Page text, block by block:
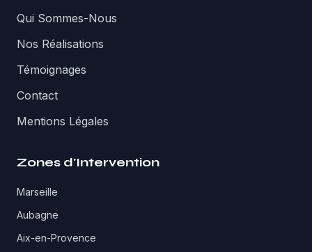
Qui Sommes-Nous
Nos Réalisations
Témoignages
Contact
Mentions Légales
Zones d'Intervention
Marseille
Aubagne
Aix-en-Provence